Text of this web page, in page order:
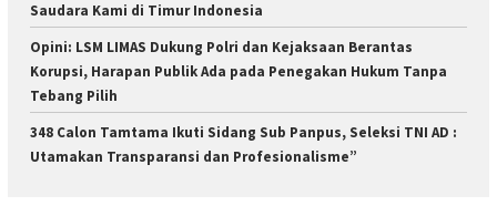
Saudara Kami di Timur Indonesia
Opini: LSM LIMAS Dukung Polri dan Kejaksaan Berantas
Korupsi, Harapan Publik Ada pada Penegakan Hukum Tanpa
Tebang Pilih
348 Calon Tamtama Ikuti Sidang Sub Panpus, Seleksi TNI AD :
Utamakan Transparansi dan Profesionalisme”